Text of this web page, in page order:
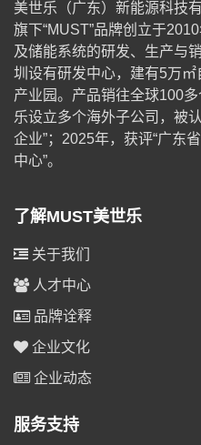
美世乐（广东）新能源科技
旗下“MUST”品牌创立于
及储能系统的研发、生产与
圳设有研发中心，建有5万
产业园。产品销往全球100
乐设立多个海外子公司，被
企业”；2025年，获评“广东
中心”。
了解MUST美世乐
关于我们
人才中心
品牌诠释
企业文化
企业动态
服务支持